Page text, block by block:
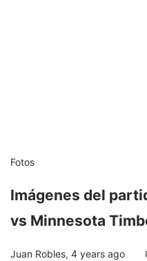
Fotos
Imágenes del
vs Minnesota
Juan Robles, 4 years ago